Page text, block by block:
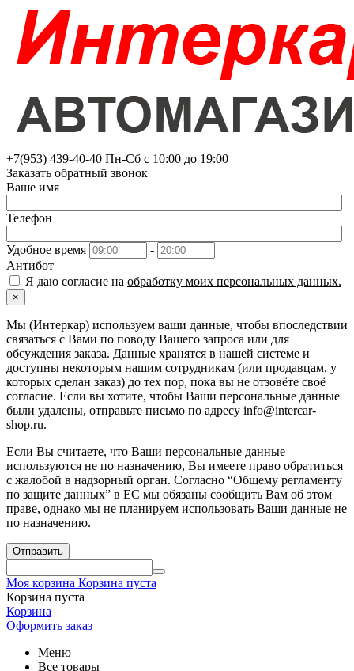
+7(953) 439-40-40 Пн-Сб с 10:00 до 19:00
Заказать обратный звонок
Ваше имя
Телефон
Удобное время
-
Антибот
Я даю согласие на обработку моих персональных данных.
×
Мы (Интеркар) используем ваши данные, чтобы впоследствии
связаться с Вами по поводу Вашего запроса или для
обсуждения заказа. Данные хранятся в нашей системе и
доступны некоторым нашим сотрудникам (или продавцам, у
которых сделан заказ) до тех пор, пока вы не отзовёте своё
согласие. Если вы хотите, чтобы Ваши персональные данные
были удалены, отправьте письмо по адресу info@intercar-
shop.ru.
Если Вы считаете, что Ваши персональные данные
используются не по назначению, Вы имеете право обратиться
с жалобой в надзорный орган. Согласно “Общему регламенту
по защите данных” в ЕС мы обязаны сообщить Вам об этом
праве, однако мы не планируем использовать Ваши данные не
по назначению.
Отправить
Моя корзина Корзина пуста
Корзина пуста
Корзина
Оформить заказ
Меню
Все товары